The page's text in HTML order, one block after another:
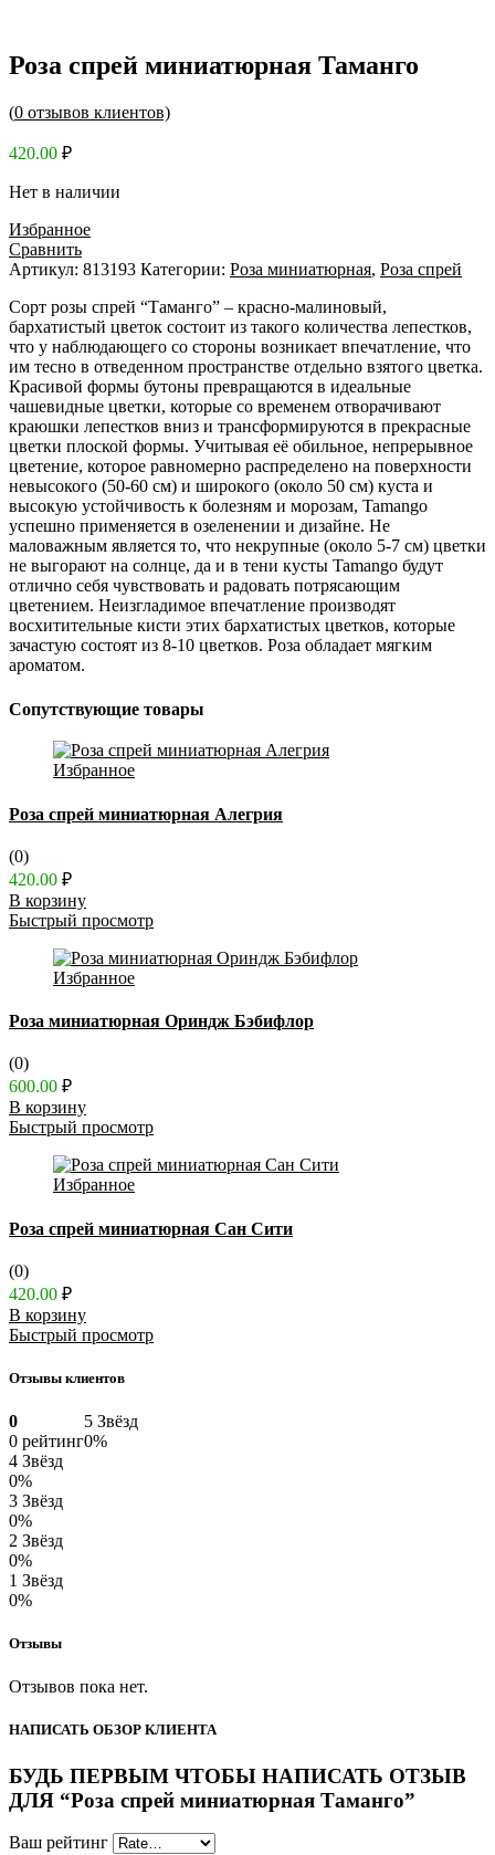
Роза спрей миниатюрная Таманго
(0 отзывов клиентов)
420.00 ₽
Нет в наличии
Избранное
Сравнить
Артикул: 813193 Категории: Роза миниатюрная, Роза спрей
Сорт розы спрей “Таманго” – красно-малиновый,
бархатистый цветок состоит из такого количества лепестков,
что у наблюдающего со стороны возникает впечатление, что
им тесно в отведенном пространстве отдельно взятого цветка.
Красивой формы бутоны превращаются в идеальные
чашевидные цветки, которые со временем отворачивают
краюшки лепестков вниз и трансформируются в прекрасные
цветки плоской формы. Учитывая её обильное, непрерывное
цветение, которое равномерно распределено на поверхности
невысокого (50-60 см) и широкого (около 50 см) куста и
высокую устойчивость к болезням и морозам, Tamango
успешно применяется в озеленении и дизайне. Не
маловажным является то, что некрупные (около 5-7 см) цветки
не выгорают на солнце, да и в тени кусты Tamango будут
отлично себя чувствовать и радовать потрясающим
цветением. Неизгладимое впечатление производят
восхитительные кисти этих бархатистых цветков, которые
зачастую состоят из 8-10 цветков. Роза обладает мягким
ароматом.
Сопутствующие товары
Избранное
Роза спрей миниатюрная Алегрия
(0)
420.00 ₽
В корзину
Быстрый просмотр
Избранное
Роза миниатюрная Ориндж Бэбифлор
(0)
600.00 ₽
В корзину
Быстрый просмотр
Избранное
Роза спрей миниатюрная Сан Сити
(0)
420.00 ₽
В корзину
Быстрый просмотр
Отзывы клиентов
0
0 рейтинг
5 Звёзд
0%
4 Звёзд
0%
3 Звёзд
0%
2 Звёзд
0%
1 Звёзд
0%
Отзывы
Отзывов пока нет.
НАПИСАТЬ ОБЗОР КЛИЕНТА
БУДЬ ПЕРВЫМ ЧТОБЫ НАПИСАТЬ ОТЗЫВ
ДЛЯ “Роза спрей миниатюрная Таманго”
Ваш рейтинг